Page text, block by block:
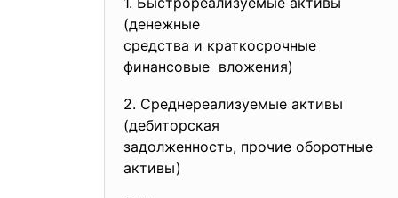
(денежные
средства и краткосрочные
финансовые вложения)
2. Среднереализуемые активы
(дебиторская
задолженность, прочие оборотные
активы)